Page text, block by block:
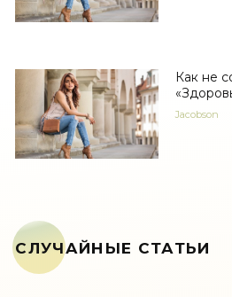
Как не
Jacobson
СЛУЧАЙНЫЕ СТАТЬИ